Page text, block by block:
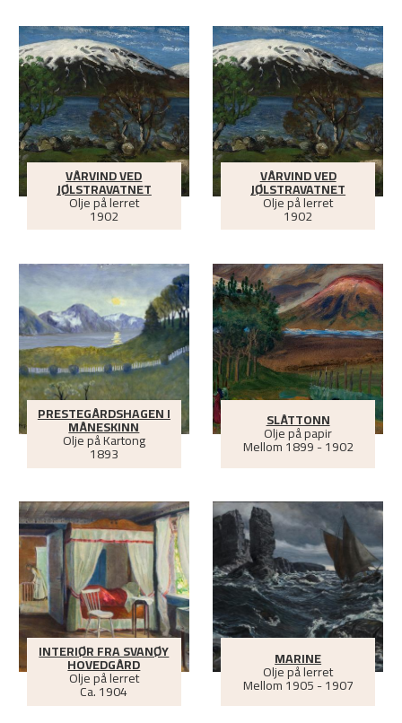
VÅRVIND VED
JØLSTRAVATNET
Olje på lerret
1902
VÅRVIND VED
JØLSTRAVATNET
Olje på lerret
1902
PRESTEGÅRDSHAGEN I
MÅNESKINN
Olje på Kartong
1893
SLÅTTONN
Olje på papir
Mellom1899 - 1902
INTERIØR FRA SVANØY
HOVEDGÅRD
Olje på lerret
Ca.1904
MARINE
Olje på lerret
Mellom1905 - 1907